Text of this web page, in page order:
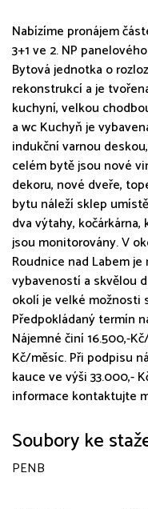
Nabízíme pronájem
3+1 ve 2. NP
Bytová jednotka o
rekonstrukcí a je
kuchyní, velkou
a wc Kuchyň je
indukční varnou
celém bytě jsou nové
dekoru, nové dveře,
bytu náleží sklep
dva výtahy,
jsou monitorovány. V
Roudnice nad Labem
vybaveností a skvělou
okolí je velké
Předpokládaný termín
Nájemné činí 16.500,-
Kč/měsíc. Při podpisu
kauce ve výši 33.000,-
informace kontaktujte
Soubory ke
PENB